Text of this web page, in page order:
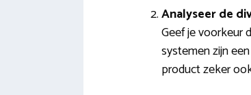
Analyseer de
Geef je voorkeur
systemen zijn
product zeker